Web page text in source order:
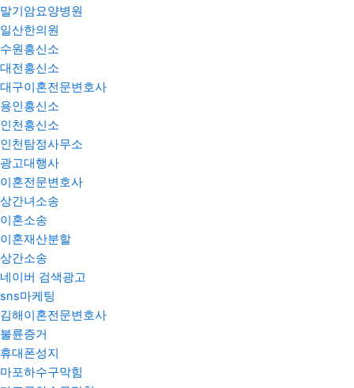
말기암요양병원
일산한의원
수원흥신소
대전흥신소
대구이혼전문변호사
용인흥신소
인천흥신소
인천탐정사무소
광고대행사
이혼전문변호사
상간녀소송
이혼소송
이혼재산분할
상간소송
네이버 검색광고
sns마케팅
김해이혼전문변호사
불륜증거
휴대폰성지
마포하수구막힘